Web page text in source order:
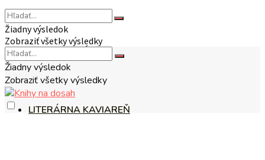
NA TÉMU
LITERÁRNA KAVIAREŇ
Žiadny výsledok
Zobraziť všetky výsledky
Žiadny výsledok
Zobraziť všetky výsledky